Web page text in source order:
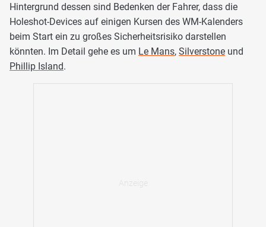
Hintergrund dessen sind Bedenken der Fahrer, dass die
Holeshot-Devices auf einigen Kursen des WM-Kalenders
beim Start ein zu großes Sicherheitsrisiko darstellen
könnten. Im Detail gehe es um Le Mans, Silverstone und
Phillip Island.